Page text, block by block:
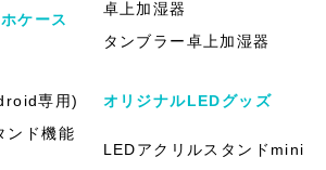
ケース
専用)
ンド機能
卓上加湿器
タンブラー卓上加湿器
オリジナルLEDグッズ
LEDアクリルスタンドmini